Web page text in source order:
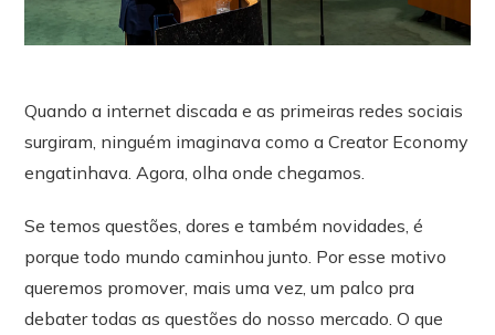
Quando a internet discada e as primeiras redes sociais
surgiram, ninguém imaginava como a Creator Economy
engatinhava. Agora, olha onde chegamos.
Se temos questões, dores e também novidades, é
porque todo mundo caminhou junto. Por esse motivo
queremos promover, mais uma vez, um palco pra
debater todas as questões do nosso mercado. O que